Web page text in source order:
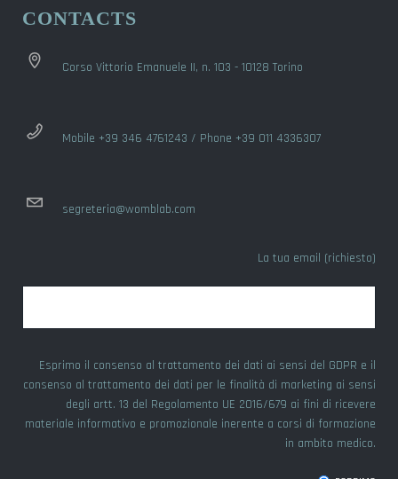
CONTACTS
Corso Vittorio Emanuele II, n. 103 - 10128 Torino
Mobile +39 346 4761243 / Phone +39 011 4336307
segreteria@womblab.com
La tua email (richiesto)
Esprimo il consenso al trattamento dei dati ai sensi del GDPR e il
consenso al trattamento dei dati per le finalità di marketing ai sensi
degli artt. 13 del Regolamento UE 2016/679 ai fini di ricevere
materiale informativo e promozionale inerente a corsi di formazione
in ambito medico.